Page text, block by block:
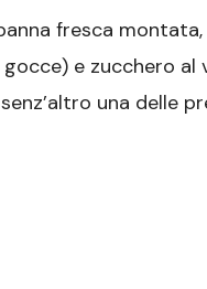
fresca montata,
e zucchero al
una delle